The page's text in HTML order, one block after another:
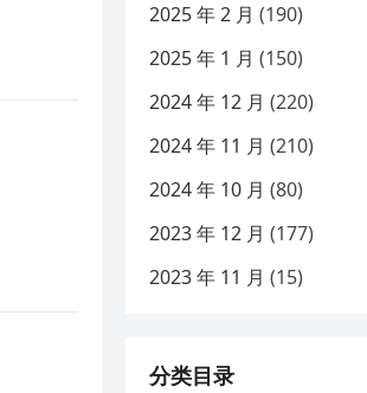
2025 年 2 月 (190)
2025 年 1 月 (150)
2024 年 12 月 (220)
2024 年 11 月 (210)
2024 年 10 月 (80)
2023 年 12 月 (177)
2023 年 11 月 (15)
分类目录